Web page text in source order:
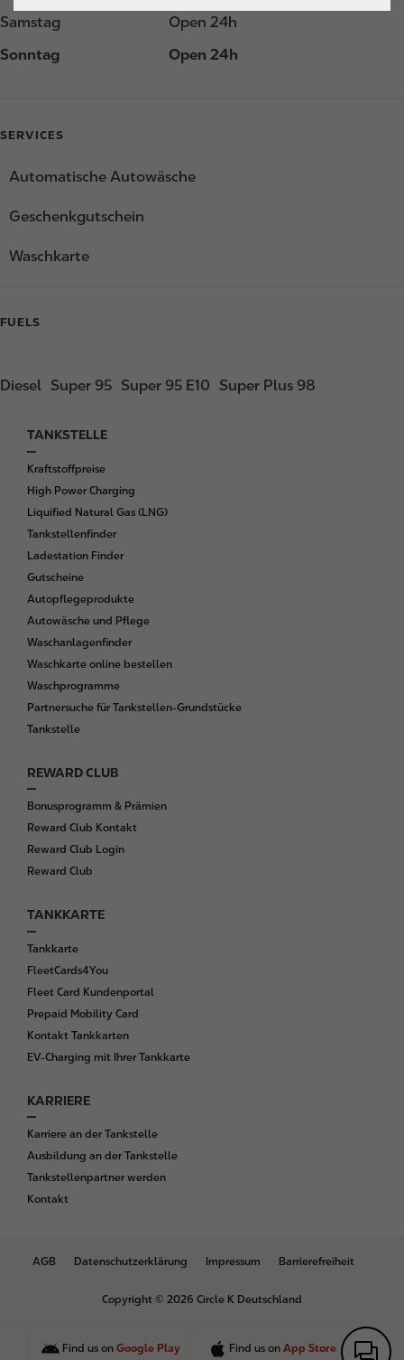
Samstag
Open 24h
Sonntag
Open 24h
SERVICES
Automatische Autowäsche
Geschenkgutschein
Waschkarte
FUELS
Diesel Super 95 Super 95 E10 Super Plus 98
F
o
o
t
e
r
TANKSTELLE
Kraftstoffpreise
High Power Charging
Liquified Natural Gas (LNG)
Tankstellenfinder
Ladestation Finder
Gutscheine
Autopflegeprodukte
Autowäsche und Pflege
Waschanlagenfinder
Waschkarte online bestellen
Waschprogramme
Partnersuche für Tankstellen-Grundstücke
Tankstelle
REWARD CLUB
Bonusprogramm & Prämien
Reward Club Kontakt
Reward Club Login
Reward Club
TANKKARTE
Tankkarte
FleetCards4You
Fleet Card Kundenportal
Prepaid Mobility Card
Kontakt Tankkarten
EV-Charging mit Ihrer Tankkarte
KARRIERE
Karriere an der Tankstelle
Ausbildung an der Tankstelle
Tankstellenpartner werden
Kontakt
B
AGB Datenschutzerklärung Impressum Barrierefreiheit
Copyright © 2026 Circle K Deutschland
Find us on Google Play Find us on App Store